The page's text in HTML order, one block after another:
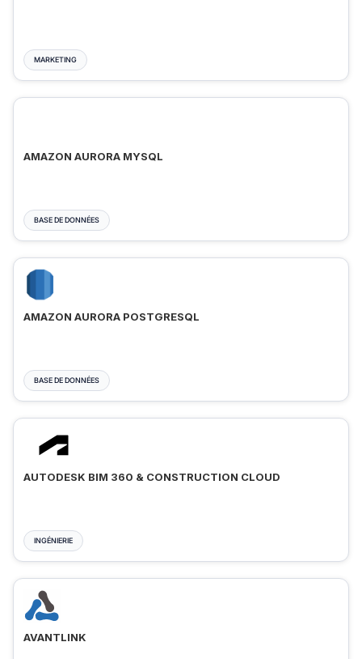
MARKETING
AMAZON AURORA MYSQL
BASE DE DONNÉES
AMAZON AURORA POSTGRESQL
BASE DE DONNÉES
AUTODESK BIM 360 & CONSTRUCTION CLOUD
INGÉNIERIE
AVANTLINK